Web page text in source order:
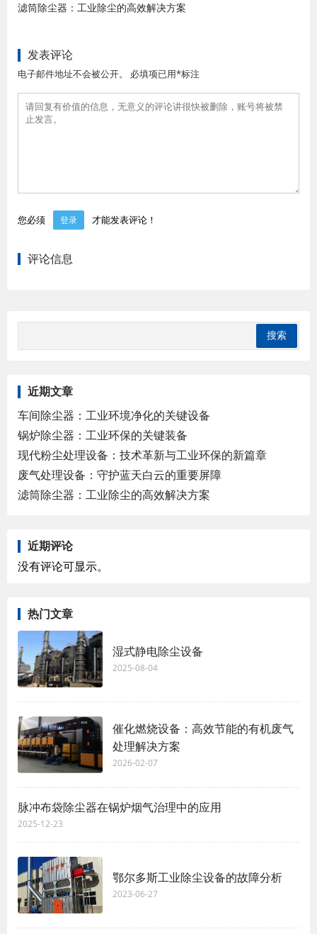
滤筒除尘器：工业除尘的高效解决方案
发表评论
电子邮件地址不会被公开。 必填项已用*标注
您必须 登录 才能发表评论！
评论信息
近期文章
车间除尘器：工业环境净化的关键设备
锅炉除尘器：工业环保的关键装备
现代粉尘处理设备：技术革新与工业环保的新篇章
废气处理设备：守护蓝天白云的重要屏障
滤筒除尘器：工业除尘的高效解决方案
近期评论
没有评论可显示。
热门文章
湿式静电除尘设备
2025-08-04
催化燃烧设备：高效节能的有机废气
处理解决方案
2026-02-07
脉冲布袋除尘器在锅炉烟气治理中的应用
2025-12-23
鄂尔多斯工业除尘设备的故障分析
2023-06-27